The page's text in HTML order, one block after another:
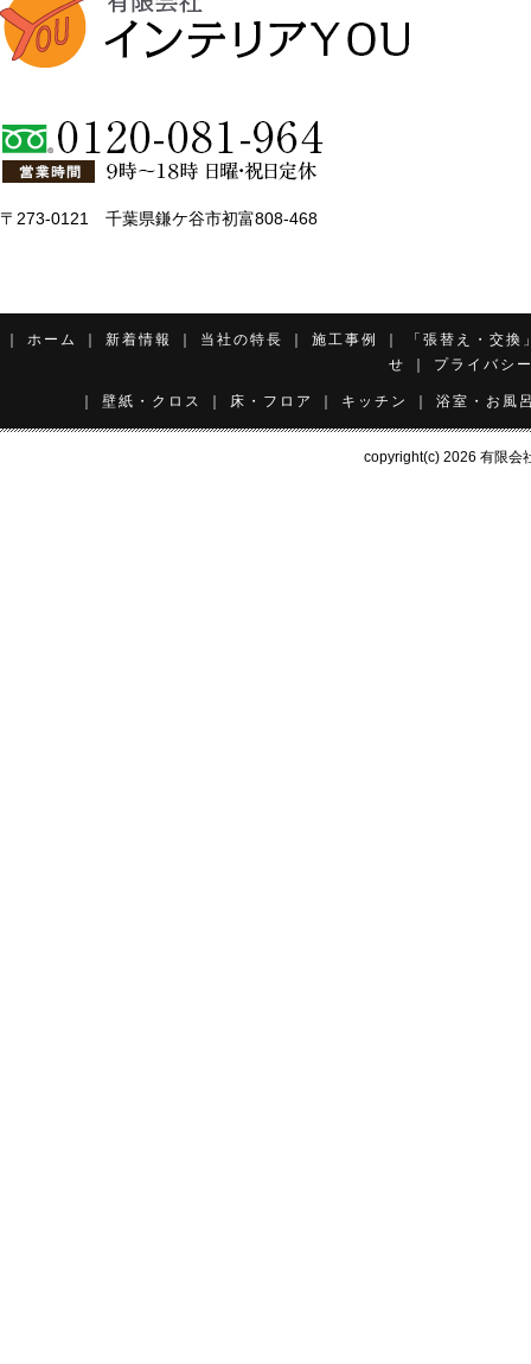
〒273-0121 千葉県鎌ケ谷市初富808-468
ホーム 新着情報 当社の特長 施工事例
「張替え・交
せ
プライバシ
壁紙・クロス 床・フロア キッチン 浴室・お風
copyright(c) 2026 有限会